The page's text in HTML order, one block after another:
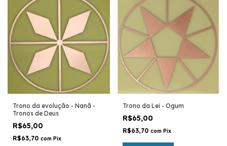
Trono da evolução - Nanã -
Tronos de Deus
R$65,00
R$63,70 com Pix
Trono da Lei - Ogum
R$65,00
R$63,70 com Pix